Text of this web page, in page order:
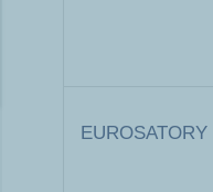
EUROSATORY